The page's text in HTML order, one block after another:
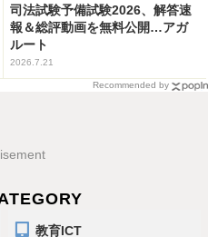
司法試験予備試験2026、解答速
報＆総評動画を無料公開…アガ
ルート
2026.7.21
Recommended by
教育ICT